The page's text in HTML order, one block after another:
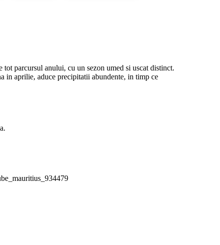
parcursul anului, cu un sezon umed si uscat distinct.
in aprilie, aduce precipitatii abundente, in timp ce